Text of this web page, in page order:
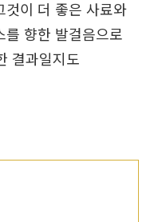
것이 더 좋은 사료와
향한 발걸음으로
결과일지도